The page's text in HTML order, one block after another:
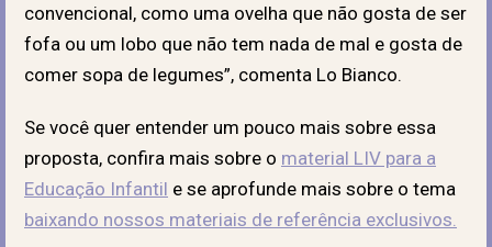
convencional, como uma ovelha que não gosta de ser
fofa ou um lobo que não tem nada de mal e gosta de
comer sopa de legumes”, comenta Lo Bianco.
Se você quer entender um pouco mais sobre essa
proposta, confira mais sobre o material LIV para a
Educação Infantil e se aprofunde mais sobre o tema
baixando nossos materiais de referência exclusivos.